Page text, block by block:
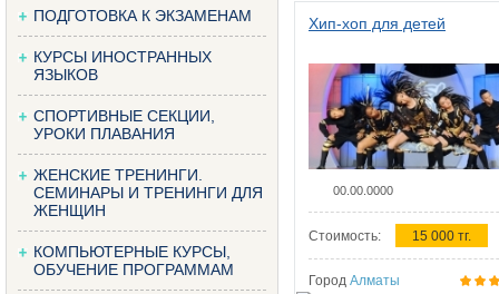
ПОДГОТОВКА К ЭКЗАМЕНАМ
КУРСЫ ИНОСТРАННЫХ
ЯЗЫКОВ
СПОРТИВНЫЕ СЕКЦИИ,
УРОКИ ПЛАВАНИЯ
ЖЕНСКИЕ ТРЕНИНГИ.
СЕМИНАРЫ И ТРЕНИНГИ ДЛЯ
ЖЕНЩИН
КОМПЬЮТЕРНЫЕ КУРСЫ,
ОБУЧЕНИЕ ПРОГРАММАМ
Хип-хоп для детей
00.00.0000
Стоимость: 15 000 тг.
Город Алматы